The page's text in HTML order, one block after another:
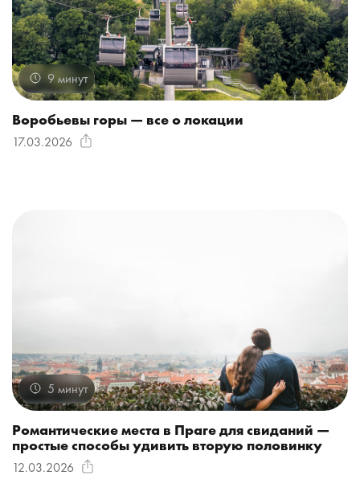
9 минут
Воробьевы горы — все о локации
17.03.2026
5 минут
Романтические места в Праге для свиданий —
простые способы удивить вторую половинку
12.03.2026